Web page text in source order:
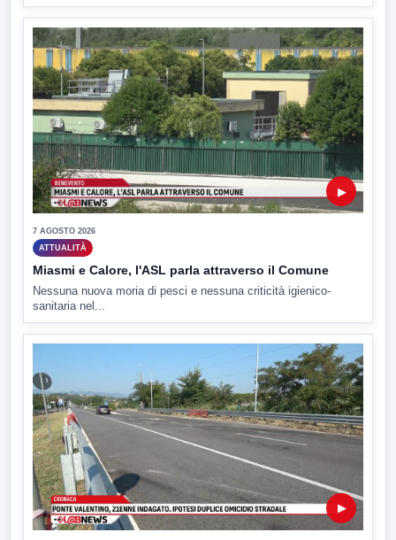
▶
7 AGOSTO 2026
ATTUALITÀ
Miasmi e Calore, l'ASL parla attraverso il Comune
Nessuna nuova moria di pesci e nessuna criticità igienico-
sanitaria nel...
▶